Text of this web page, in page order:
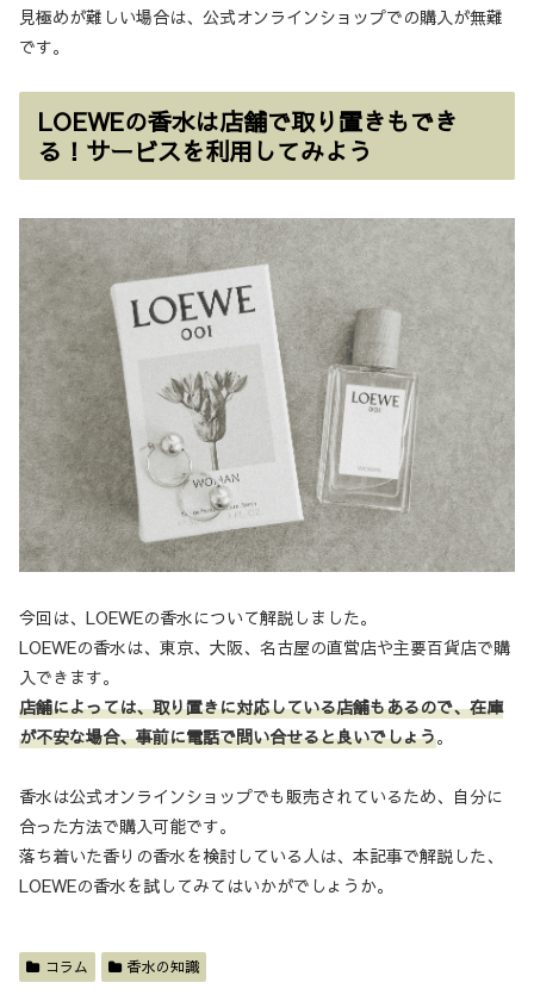
見極めが難しい場合は、公式オンラインショップでの購入が無難
です。
LOEWEの香水は店舗で取り置きもでき
る！サービスを利用してみよう
今回は、LOEWEの香水について解説しました。
LOEWEの香水は、東京、大阪、名古屋の直営店や主要百貨店で購
入できます。
店舗によっては、取り置きに対応している店舗もあるので、在庫
が不安な場合、事前に電話で問い合せると良いでしょう。
香水は公式オンラインショップでも販売されているため、自分に
合った方法で購入可能です。
落ち着いた香りの香水を検討している人は、本記事で解説した、
LOEWEの香水を試してみてはいかがでしょうか。
コラム 香水の知識